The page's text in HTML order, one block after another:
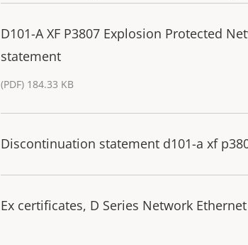
D101-A XF P3807 Explosion Protected
statement
(PDF) 184.33 KB
Discontinuation statement d101-a xf
Ex certificates, D Series Network